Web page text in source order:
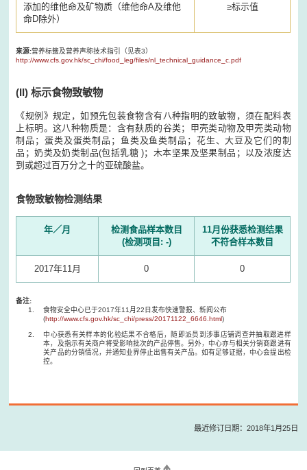
添加的维他命及矿物质（维他命A及维他
命D除外）
≥标示值
来源:营养标籤及营养声称技术指引（见表3）
http://www.cfs.gov.hk/sc_chi/food_leg/files/nl_technical_guidance_c.pdf
(II) 标示食物致敏物
《规例》规定，如预先包装食物含有八种指明的致敏物，须在配料表
上标明。这八种物质是：含有麸质的谷类；甲壳类动物及甲壳类动物
制品；蛋类及蛋类制品；鱼类及鱼类制品；花生、大豆及它们的制
品；奶类及奶类制品(包括乳糖 )；木本坚果及坚果制品；以及浓度达
到或超过百万分之十的亚硫酸盐。
食物致敏物检测结果
年／月
检测食品样本数目
(检测项目: -)
11月份获悉检测结果
不符合样本数目
2017年11月 0 0
备注:
食物安全中心已于2017年11月22日发布快速警报、新闻公布
(http://www.cfs.gov.hk/sc_chi/press/20171122_6646.html)
中心获悉有关样本的化验结果不合格后，随即派员到涉事店铺调查并抽取跟进样
本，及指示有关商户将受影响批次的产品停售。另外，中心亦与相关分销商跟进有
关产品的分销情况，并通知业界停止出售有关产品。如有足够证据，中心会提出检
控。
最近修订日期：2018年1月25日